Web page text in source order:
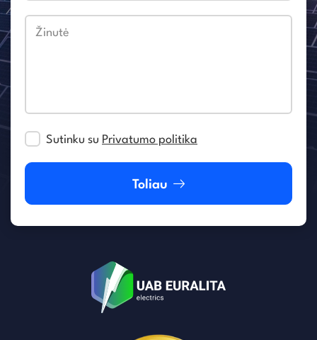
Žinutė
Sutinku su Privatumo politika
Toliau